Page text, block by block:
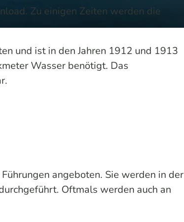
Zu einigen Zeiten werden die
und ist in den Jahren 1912 und 1913
Wasser benötigt. Das
angeboten. Sie werden in der
Oftmals werden auch an